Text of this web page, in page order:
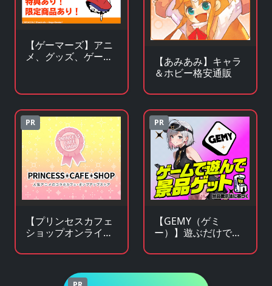
【ゲーマーズ】アニ
メ、グッズ、ゲー
ンストア
【あみあみ】キャラ
＆ホビー格安通販
PR
【プリンセスカフェ
ショップオンライ
クターグッズの通販
PR
【GEMY（ゲミ
ー）】遊ぶだけで景
ゲームサービス